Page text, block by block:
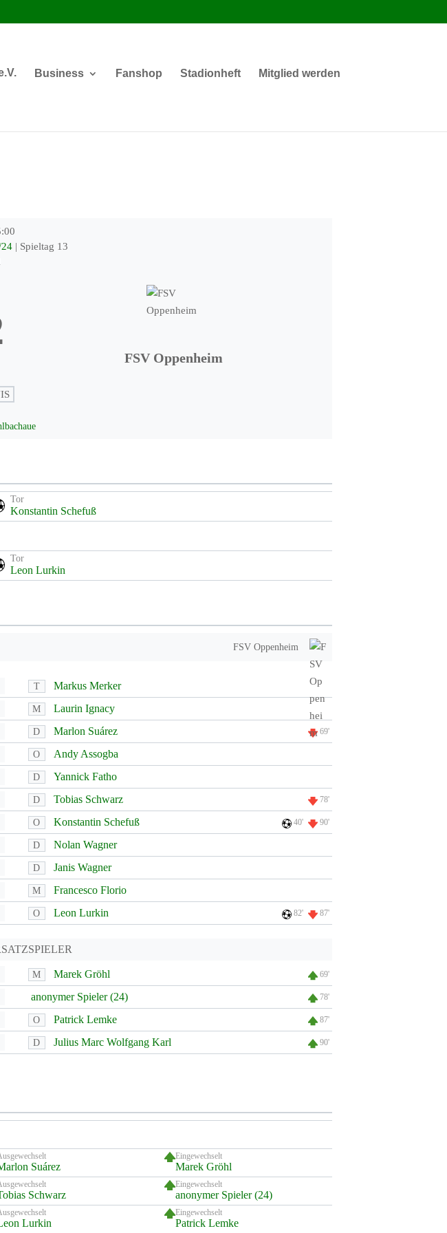
Business Fanshop Stadionheft Mitglied werden
| Spieltag 13
FSV Oppenheim
Tor
Konstantin Schefuß
Tor
Leon Lurkin
FSV Oppenheim
T Markus Merker
M Laurin Ignacy
D Marlon Suárez 69'
O Andy Assogba
D Yannick Fatho
D Tobias Schwarz 78'
O Konstantin Schefuß 40' 90'
D Nolan Wagner
D Janis Wagner
M Francesco Florio
O Leon Lurkin 82' 87'
M Marek Gröhl 69'
anonymer Spieler (24) 78'
O Patrick Lemke 87'
D Julius Marc Wolfgang Karl 90'
Suárez
Eingewechselt
Marek Gröhl
Schwarz
Eingewechselt
anonymer Spieler (24)
Lurkin
Eingewechselt
Patrick Lemke